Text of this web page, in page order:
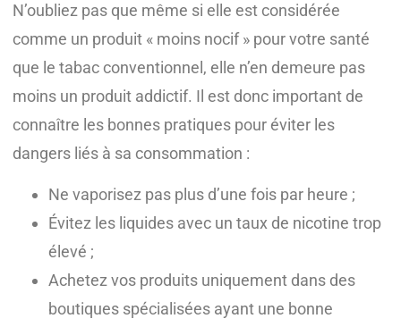
N’oubliez pas que même si elle est considérée
comme un produit « moins nocif » pour votre santé
que le tabac conventionnel, elle n’en demeure pas
moins un produit addictif. Il est donc important de
connaître les bonnes pratiques pour éviter les
dangers liés à sa consommation :
Ne vaporisez pas plus d’une fois par heure ;
Évitez les liquides avec un taux de nicotine trop
élevé ;
Achetez vos produits uniquement dans des
boutiques spécialisées ayant une bonne